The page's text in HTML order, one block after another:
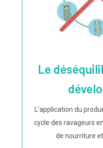
Le
L’application du
cycle des ravageurs
de nourriture